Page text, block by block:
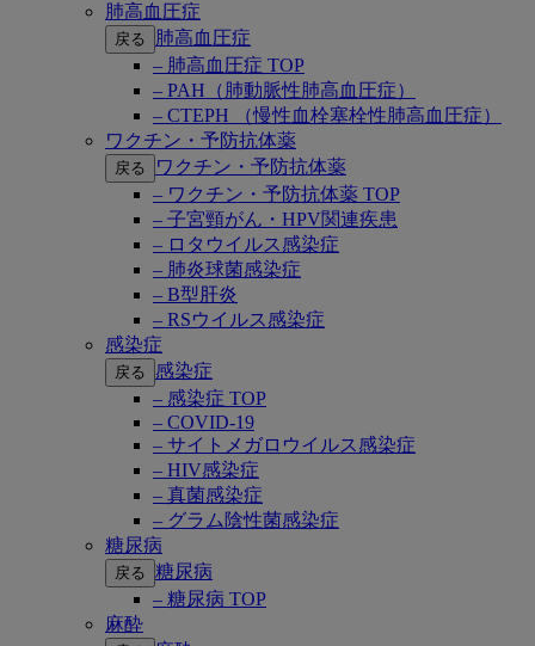
肺高血圧症
戻る
肺高血圧症
– 肺高血圧症 TOP
– PAH（肺動脈性肺高血圧症）
– CTEPH （慢性血栓塞栓性肺高血圧症）
ワクチン・予防抗体薬
戻る
ワクチン・予防抗体薬
– ワクチン・予防抗体薬 TOP
– 子宮頸がん・HPV関連疾患
– ロタウイルス感染症
– 肺炎球菌感染症
– B型肝炎
– RSウイルス感染症
感染症
戻る
感染症
– 感染症 TOP
– COVID-19
– サイトメガロウイルス感染症
– HIV感染症
– 真菌感染症
– グラム陰性菌感染症
糖尿病
戻る 糖尿病
– 糖尿病 TOP
麻酔